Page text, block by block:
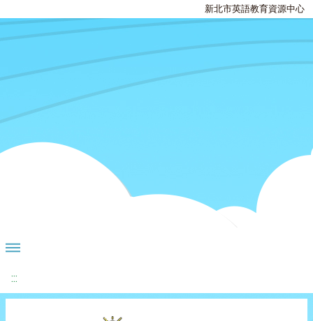
新北市英語教育資源中心
:::